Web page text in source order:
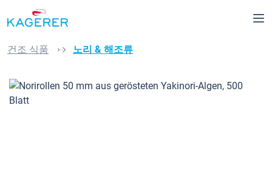
건너뛰기
건조 식품 노리 & 해조류
이미지 갤러리 건너뛰기